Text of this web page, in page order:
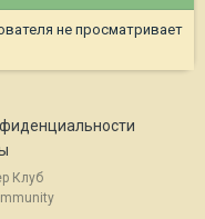
не просматривает
Клуб